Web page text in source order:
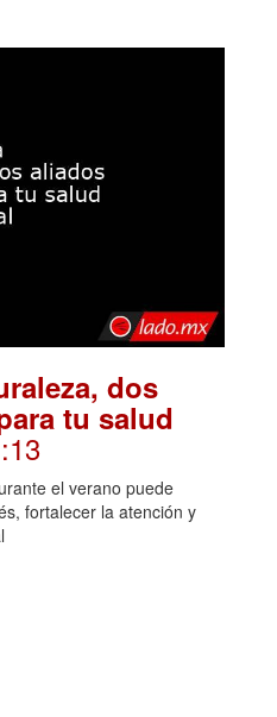
dos
tu salud
el verano puede
fortalecer la atención y